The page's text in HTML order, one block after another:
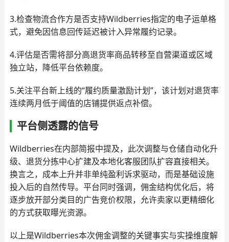
3.检查物流合作方是否支持Wildberries指定的电子运单格
式，避免因信息回传延迟被计入异常履约记录。
4.评估是否需将部分高退货率商品转移至自营渠道或区域
独立站，降低平台依赖度。
5.关注平台新上线的“履约质量激励计划”，该计划对退货率
连续两月低于阈值的店铺提供返点补偿。
平台侧透露的信号
Wildberries在内部简报中提及，此次调整与仓储自动化升
级、退货分拣中心扩建及本地化客服团队扩容直接相关。
换言之，成本上升并非单纯盈利诉求驱动，而是基础设施
投入后的自然传导。平台同时强调，佣金结构优化后，将
逐步放开部分类目的广告竞价权限，允许卖家以更精细化
的方式获取曝光资源。
以上是Wildberries本次佣金调整的关键事实与实操维度解